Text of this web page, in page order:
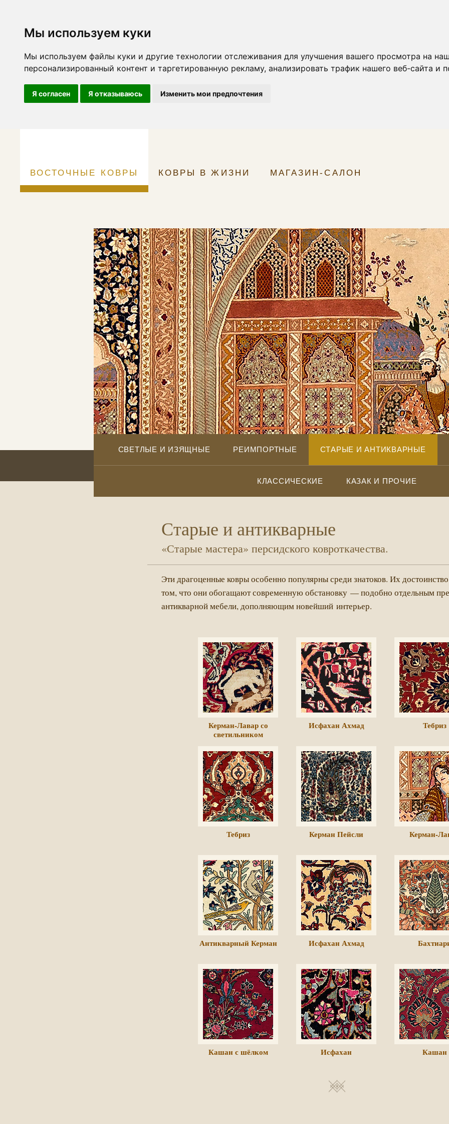
Мы используем куки
Мы используем файлы куки и другие технологии отслеживания для улучшения вашего просмотра на
персонализированный контент и таргетированную рекламу, анализировать трафик нашего веб-сайта и
Я согласен Я отказываюсь Изменить мои предпочтения
ВОСТОЧНЫЕ КОВРЫ КОВРЫ В ЖИЗНИ МАГАЗИН-САЛОН
СВЕТЛЫЕ И ИЗЯЩНЫЕ РЕИМПОРТНЫЕ СТАРЫЕ И АНТИКВАРНЫЕ
КЛАССИЧЕСКИЕ КАЗАК И ПРОЧИЕ
Старые и антикварные
«Старые мастера» персидского ковроткачества.
Эти драгоценные ковры особенно популярны среди знатоков. Их
том, что они обогащают современную обстановку — подобно отдельным
антикварной мебели, дополняющим новейший интерьер.
Керман-Лавар со
светильником
Исфахан Ахмад Тебриз
Тебриз Керман Пейсли Керман-
Антикварный Керман Исфахан Ахмад
Кашан с шёлком Исфахан Кашан